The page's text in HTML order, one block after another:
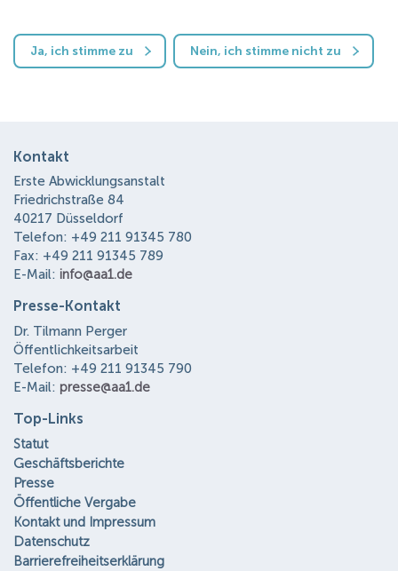
Ja, ich stimme zu Nein, ich stimme nicht zu
Kontakt
Erste Abwicklungsanstalt
Friedrichstraße 84
40217 Düsseldorf
Telefon: +49 211 91345 780
Fax: +49 211 91345 789
E-Mail: info@aa1.de
Presse-Kontakt
Dr. Tilmann Perger
Öffentlichkeitsarbeit
Telefon: +49 211 91345 790
E-Mail: presse@aa1.de
Top-Links
Statut
Geschäftsberichte
Presse
Öffentliche Vergabe
Kontakt und Impressum
Datenschutz
Barrierefreiheitserklärung